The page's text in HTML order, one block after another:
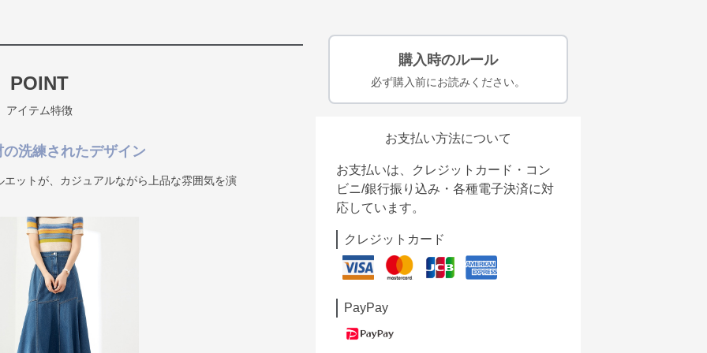
POINT
アイテム特徴
洗練されたデザイン
ットが、カジュアルながら上品な雰囲気を演
購入時のルール
必ず購入前にお読みください。
お支払い方法について
お支払いは、クレジットカード・コン
ビニ/銀行振り込み・各種電子決済に対
応しています。
クレジットカード
PayPay